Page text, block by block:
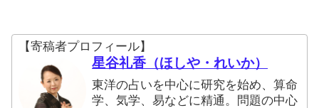
【寄稿者プロフィール】
星谷礼香（ほしや・れいか）
東洋の占いを中心に研究を始め、算命
学、気学、易などに精通。問題の中心